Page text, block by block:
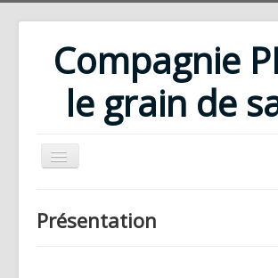
Compagnie
le grain de
Compagnie
Présentation